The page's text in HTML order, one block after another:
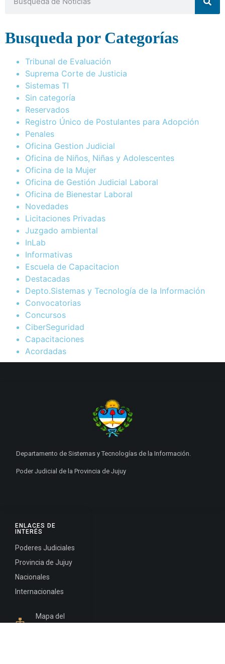
Busqueda por Categorías
Tribunal de Evaluación
Suprema Corte de Justicia
Sistemas TI
Sin categoría
Reservados
Registro Único de Postulantes para Adopción
Penales
Oficina Gestion Judicial
Oficina de Niños, Niñas y Adolescentes
Oficina de la Mujer
Oficina de Gestión Judicial Laboral
Oficina de Bienestar Laboral
Novedades
Licitaciones Privadas
Juzgado ambiental
InLab
Informativas
Escuela de Capacitacion
Destacadas
Depto.Sistemas y Tecnología de la Información
Convocatorias
Concursos
CiberSeguridad
Capacitaciones
Acordadas
ENLACES DE
INTERÉS
Poderes Judiciales
Provincia de Jujuy
Nacionales
Internacionales
Mapa del
Departamento de Sistemas y Tecnologías de la Información.
Poder Judicial de la Provincia de Jujuy